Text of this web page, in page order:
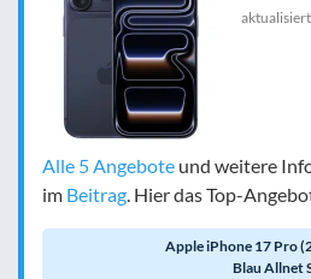
Alle 5 Angebote und weitere
im Beitrag . Hier das Top-
Apple iPhone 17 Pro
Blau Allnet